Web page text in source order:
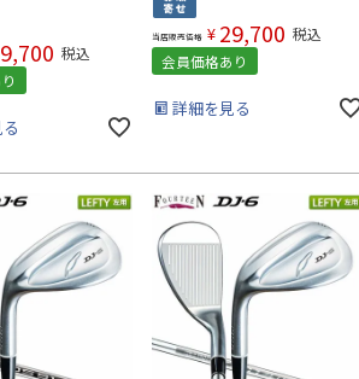
税込
当店販売価格 ¥ 29,700 税込
会員価格あり
詳細を見る